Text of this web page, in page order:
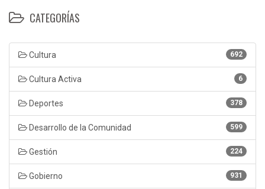
CATEGORÍAS
692
Cultura
6
Cultura Activa
378
Deportes
599
Desarrollo de la Comunidad
224
Gestión
931
Gobierno